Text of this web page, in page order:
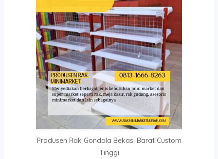
Produsen Rak Gondola Bekasi Barat Custom
Tinggi